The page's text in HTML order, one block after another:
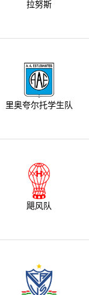
拉努斯
里奥夸尔托学生队
飓风队